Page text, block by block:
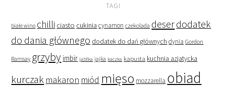
TAGI
białe wino chilli ciasto cukinia cynamon czekolada deserdodatek
do dania głównego dodatek do dań głównych dynia Gordon
Ramsay grzyby imbir jabłka jajka kaczka kapusta kuchnia azjatycka
kurczak makaron miód mięso mozzarella obiad